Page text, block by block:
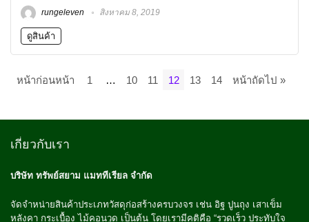
rungeleven สิงหาคม 8, 2019
ดูสินค้า
หน้าก่อนหน้า 1 … 10 11 12 13 14 หน้าถัดไป »
เกี่ยวกับเรา
บริษัท ทรัพย์สยาม แมททีเรียล จำกัด
จัดจำหน่ายสินค้าประเภทวัสดุก่อสร้างครบวงจร เช่น อิฐ ปูนถุง เสาเข็ม
หลังคา กระเบื้อง ไม้คอนวูด เป็นต้น โดยเรามีคติคือ “รวดเร็ว ประทับใจ